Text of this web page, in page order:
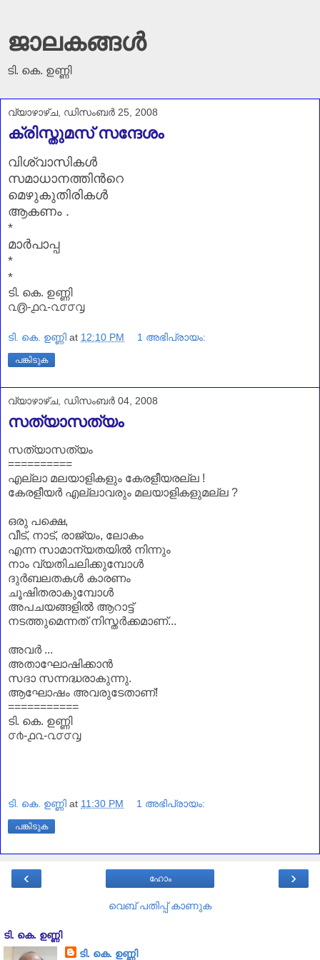
ജാലകങ്ങൾ
ടി. കെ. ഉണ്ണി
വ്യാഴാഴ്‌ച, ഡിസംബർ 25, 2008
ക്രിസ്തുമസ് സന്ദേശം
വിശ്വാസികള്‍
സമാധാനത്തിന്‍റെ
മെഴുകുതിരികള്‍
ആകണം .
*
മാര്‍പാപ്പ
*
*
ടി. കെ. ഉണ്ണി
൨൫-൧൨-൨൦൦൮
ടി. കെ. ഉണ്ണി at 12:10 PM 1 അഭിപ്രായം:
പങ്കിടുക
വ്യാഴാഴ്‌ച, ഡിസംബർ 04, 2008
സത്യാസത്യം
സത്യാസത്യം
==========
എല്ലാ മലയാളികളും കേരളീയരല്ല !
കേരളീയര്‍ എല്ലാവരും മലയാളികളുമല്ല ?
ഒരു പക്ഷെ,
വീട്, നാട്, രാജ്യം, ലോകം
എന്ന സാമാന്യതയില്‍ നിന്നും
നാം വ്യതിചലിക്കുമ്പോള്‍
ദുര്‍ബലതകള്‍ കാരണം
ചൂഷിതരാകുമ്പോള്‍
അപചയങ്ങളില്‍ ആറാട്ട്
നടത്തുമെന്നത് നിസ്തര്‍ക്കമാണ്...
അവര്‍ ...
അതാഘോഷിക്കാന്‍
സദാ സന്നദ്ധരാകുന്നു.
ആഘോഷം അവരുടേതാണ്!
===========
ടി. കെ. ഉണ്ണി
൦൪-൧൨-൨൦൦൮
ടി. കെ. ഉണ്ണി at 11:30 PM 1 അഭിപ്രായം:
പങ്കിടുക
‹ ›
ഹോം
വെബ് പതിപ്പ് കാണുക
ടി. കെ. ഉണ്ണി
ടി. കെ. ഉണ്ണി